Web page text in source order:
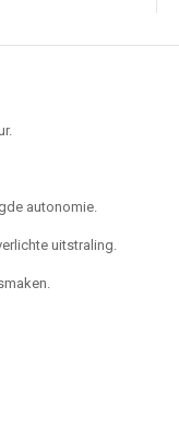
autonomie.
uitstraling.